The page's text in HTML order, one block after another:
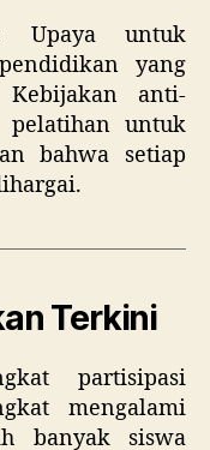
Upaya untuk
yang
anti-
pelatihan untuk
bahwa setiap
Terkini
partisipasi
mengalami
banyak siswa